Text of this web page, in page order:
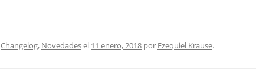
Changelog, Novedadesel 11 enero, 2018 por Ezequiel Krause.